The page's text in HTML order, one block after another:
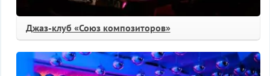
Джаз-клуб «Союз композиторов»